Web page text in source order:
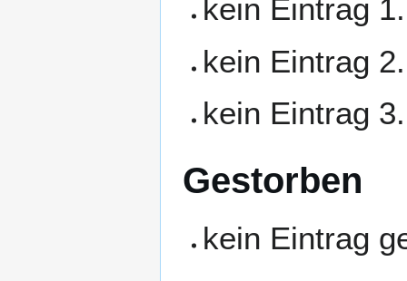
kein Eintrag
kein Eintrag
kein Eintrag
Gestorben
kein Eintrag